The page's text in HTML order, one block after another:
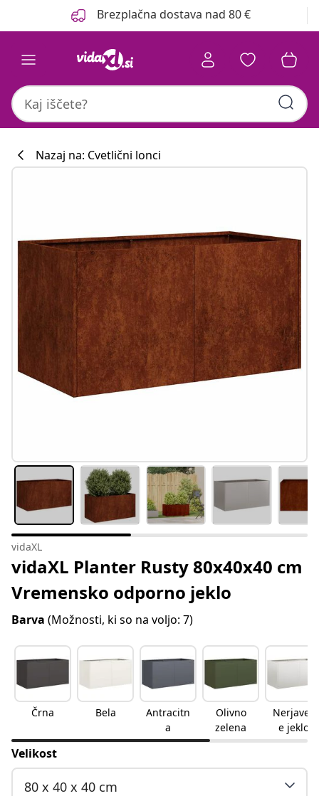
Brezplačna dostava nad 80 €
Nazaj na: Cvetlični lonci
vidaXL
vidaXL Planter Rusty 80x40x40 cm
Vremensko odporno jeklo
Barva (Možnosti, ki so na voljo: 7)
Črna Bela
Antracitn
a
Olivno
zelena
Nerjaveč
e jeklo
Velikost
80 x 40 x 40 cm